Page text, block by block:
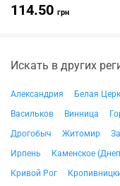
114.50 грн
Искать в других
Александрия Белая
Васильков
Винница
Дрогобыч
Житомир
Ирпень
Каменское
Кривой Рог